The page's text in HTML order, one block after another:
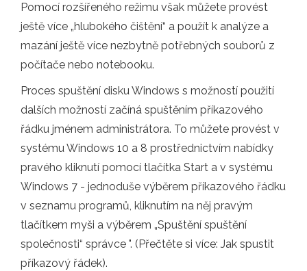
Pomocí rozšířeného režimu však můžete provést
ještě více „hlubokého čištění“ a použít k analýze a
mazání ještě více nezbytně potřebných souborů z
počítače nebo notebooku.
Proces spuštění disku Windows s možností použití
dalších možností začíná spuštěním příkazového
řádku jménem administrátora. To můžete provést v
systému Windows 10 a 8 prostřednictvím nabídky
pravého kliknutí pomocí tlačítka Start a v systému
Windows 7 - jednoduše výběrem příkazového řádku
v seznamu programů, kliknutím na něj pravým
tlačítkem myši a výběrem „Spuštění spuštění
společnosti“ správce ". (Přečtěte si více: Jak spustit
příkazový řádek).